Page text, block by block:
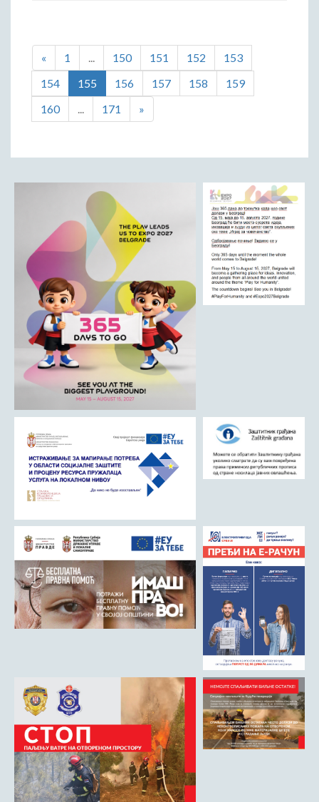
« 1 ... 150 151 152
153
154
155 156 157 158
159
160
... 171 »